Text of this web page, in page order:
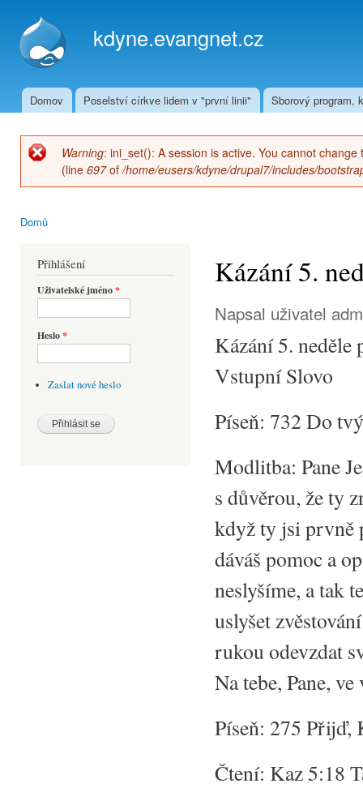
kdyne.evangnet.cz
Hlavní menu
Domov Poselství církve lidem v "první linii" Sborový program,
Chybová zpráva
Warning: ini_set(): A session is active. You cannot
(line 697of/home/eusers/kdyne/drupal7/includes/
Domů
Přihlášení
Uživatelské jméno*
Heslo*
Zaslat nové heslo
Kázání 5.
Napsal uživatel
Kázání 5. neděle
Vstupní Slovo
Píseň: 732 Do
Modlitba: Pane
s důvěrou, že ty
když ty jsi prvně
dáváš pomoc a
neslyšíme, a tak
uslyšet
rukou odevzdat
Na tebe, Pane,
Píseň: 275 Přijď,
Čtení: Kaz 5:18